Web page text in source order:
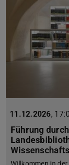
11.12.2026,
Führung
Willkommen in